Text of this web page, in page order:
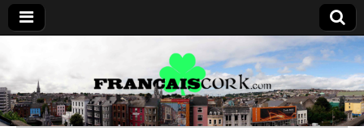
Francais Cork